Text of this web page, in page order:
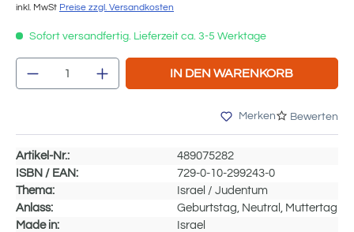
inkl. MwSt Preise zzgl. Versandkosten
Sofort versandfertig. Lieferzeit ca. 3-5 Werktage
Produkt Anzahl: Gib den gewünschten
IN DEN WARENKORB
Merken Bewerten
Artikel-Nr.:
489075282
ISBN / EAN:
729-0-10-299243-0
Thema:
Israel / Judentum
Anlass:
Geburtstag, Neutral, Muttertag
Made in:
Israel